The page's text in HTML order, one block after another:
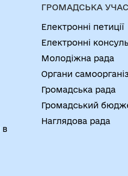
в
ГРОМАДСЬКА
Електронні петиції
Електронні
Молодіжна рада
Органи
Громадська рада
Громадський
Наглядова рада